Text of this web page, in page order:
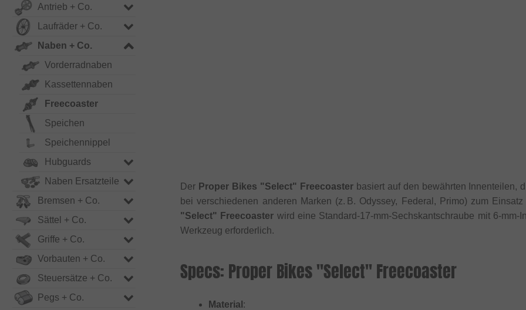
Antrieb + Co.
Laufräder + Co.
Naben + Co.
Vorderradnaben
Kassettennaben
Freecoaster
Speichen
Speichennippel
Hubguards
Naben Ersatzteile
Bremsen + Co.
Sättel + Co.
Griffe + Co.
Vorbauten + Co.
Steuersätze + Co.
Pegs + Co.
Der Proper Bikes "Select" Freecoasterbasiert auf den bewährten Innenteilen,
bei verschiedenen anderen Marken (z. B. Odyssey, Federal, Primo) zum
"Select" Freecoaster wird eine Standard-17-mm-Sechskantschraube mit 6-
Werkzeug erforderlich.
Specs: Proper Bikes "Select" Freecoaster
Material :